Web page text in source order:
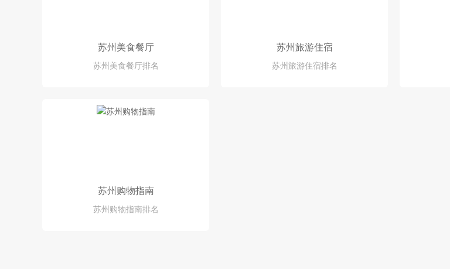
苏州美食餐厅
苏州美食餐厅排名
苏州旅游住宿
苏州旅游住宿排名
苏州购物指南
苏州购物指南排名